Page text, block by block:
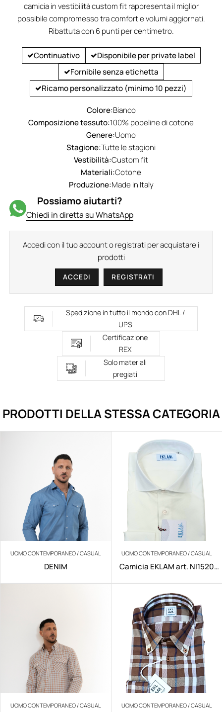
camicia in vestibilità custom fit rappresenta il miglior
possibile compromesso tra comfort e volumi aggiornati.
Ribattuta con 6 punti per centimetro.
Continuativo
Disponibile per private label
Fornibile senza etichetta
Ricamo personalizzato (minimo 10 pezzi)
Colore:Bianco
Composizione tessuto:100% popeline di cotone
Genere:Uomo
Stagione:Tutte le stagioni
Vestibilità:Custom fit
Materiali:Cotone
Produzione:Made in Italy
Possiamo aiutarti?
Chiedi in diretta su WhatsApp
Accedi con il tuo account o registrati per acquistare i
prodotti
ACCEDI REGISTRATI
Spedizione in tutto il mondo con DHL /
UPS
Certificazione
REX
Solo materiali
pregiati
PRODOTTI DELLA STESSA CATEGORIA
UOMO CONTEMPORANEO / CASUAL
DENIM
UOMO CONTEMPORANEO / CASUAL
Camicia EKLAM art. NI1520
UOMO CONTEMPORANEO / CASUAL UOMO CONTEMPORANEO / CASUAL